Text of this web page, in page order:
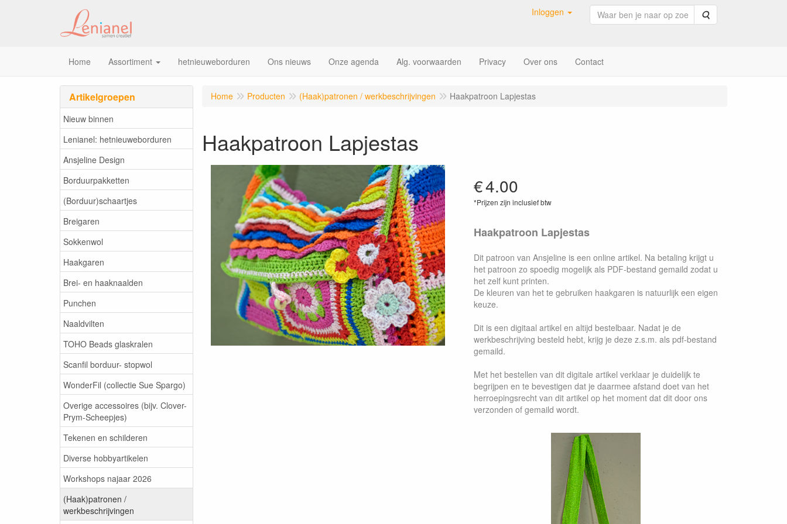
Inloggen Zoeken
Home Assortiment hetnieuweborduren Ons nieuws Onze agenda Alg. voorwaarden Privacy Over ons Contact
Artikelgroepen
Nieuw binnen
Lenianel: hetnieuweborduren
Ansjeline Design
Borduurpakketten
(Borduur)schaartjes
Breigaren
Sokkenwol
Haakgaren
Brei- en haaknaalden
Punchen
Naaldvilten
TOHO Beads glaskralen
Scanfil borduur- stopwol
WonderFil (collectie Sue Spargo)
Overige accessoires (bijv. Clover-
Prym-Scheepjes)
Tekenen en schilderen
Diverse hobbyartikelen
Workshops najaar 2026
(Haak)patronen /
werkbeschrijvingen
Home Producten (Haak)patronen / werkbeschrijvingen Haakpatroon Lapjestas
Haakpatroon Lapjestas
€4.00
*Prijzen zijn inclusief btw
Haakpatroon Lapjestas
Dit patroon van Ansjeline is een online artikel. Na betaling krijgt u
het patroon zo spoedig mogelijk als PDF-bestand gemaild zodat u
het zelf kunt printen.
De kleuren van het te gebruiken haakgaren is natuurlijk een eigen
keuze.
Dit is een digitaal artikel en altijd bestelbaar. Nadat je de
werkbeschrijving besteld hebt, krijg je deze z.s.m. als pdf-bestand
gemaild.
Met het bestellen van dit digitale artikel verklaar je duidelijk te
begrijpen en te bevestigen dat je daarmee afstand doet van het
herroepingsrecht van dit artikel op het moment dat dit door ons
verzonden of gemaild wordt.